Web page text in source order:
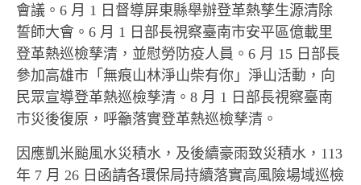
會議。6 月 1 日督導屏東縣舉辦登革熱孳生源清除
誓師大會。6 月 1 日部長視察臺南市安平區億載里
登革熱巡檢孳清，並慰勞防疫人員。6 月 15 日部長
參加高雄市「無痕山林淨山柴有你」淨山活動，向
民眾宣導登革熱巡檢孳清。8 月 1 日部長視察臺南
市災後復原，呼籲落實登革熱巡檢孳清。
因應凱米颱風水災積水，及後續豪雨致災積水，113
年 7 月 26 日函請各環保局持續落實高風險場域巡檢